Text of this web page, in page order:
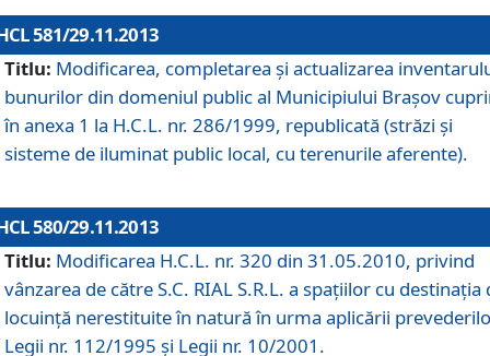
581/29.11.2013
Titlu: Modificarea, completarea şi actualizarea
bunurilor din domeniul public al Municipiului Braşov
în anexa 1 la H.C.L. nr. 286/1999, republicată (străzi şi
sisteme de iluminat public local, cu terenurile aferente).
580/29.11.2013
Titlu: Modificarea H.C.L. nr. 320 din 31.05.2010, privind
vânzarea de către S.C. RIAL S.R.L. a spaţiilor cu destinaţia
locuinţă nerestituite în natură în urma aplicării
Legii nr. 112/1995 şi Legii nr. 10/2001.